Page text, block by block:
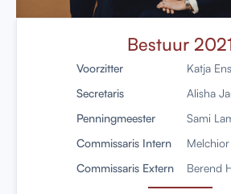
Bestuur
Voorzitter
Katja
Secretaris
Alisha
Penningmeester
Sami
Commissaris Intern
Commissaris Extern
Berend